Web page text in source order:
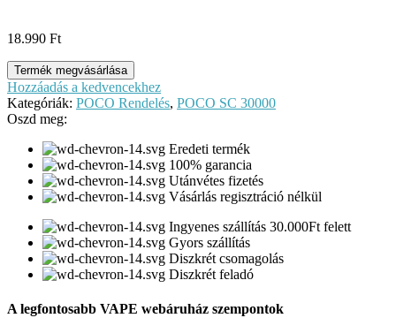
18.990 Ft
Termék megvásárlása
Hozzáadás a kedvencekhez
Kategóriák: POCO Rendelés, POCO SC 30000
Oszd meg:
Eredeti termék
100% garancia
Utánvétes fizetés
Vásárlás regisztráció nélkül
Ingyenes szállítás 30.000Ft felett
Gyors szállítás
Diszkrét csomagolás
Diszkrét feladó
A legfontosabb VAPE webáruház szempontok